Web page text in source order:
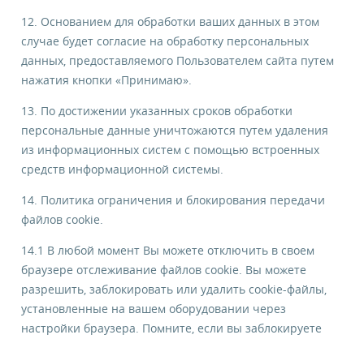
12. Основанием для обработки ваших данных в этом
случае будет согласие на обработку персональных
данных, предоставляемого Пользователем сайта путем
нажатия кнопки «Принимаю».
13. По достижении указанных сроков обработки
персональные данные уничтожаются путем удаления
из информационных систем с помощью встроенных
средств информационной системы.
14. Политика ограничения и блокирования передачи
файлов cookie.
14.1 В любой момент Вы можете отключить в своем
браузере отслеживание файлов cookie. Вы можете
разрешить, заблокировать или удалить cookie-файлы,
установленные на вашем оборудовании через
настройки браузера. Помните, если вы заблокируете